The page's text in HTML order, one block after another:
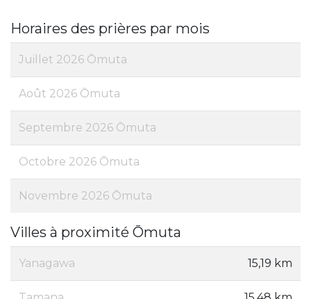
Horaires des prières par mois
Juillet 2026 Ōmuta
Août 2026 Ōmuta
Septembre 2026 Ōmuta
Octobre 2026 Ōmuta
Novembre 2026 Ōmuta
Villes à proximité Ōmuta
Yanagawa 15,19 km